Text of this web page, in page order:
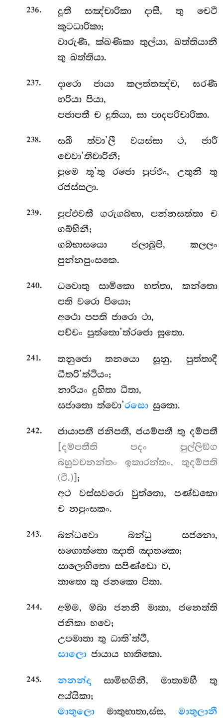
236.
දූතී සඤ්චාරිකා දාසී, තු චෙටී
කුටධාරිකා;
වාරුණී, ක්ඛණිකා තුල්යා, ඛත්තියානී
තු ඛත්තියා.
237.
දාරො ජායා කලත්තඤ්ච, ඝරණී
භරියා පියා,
පජාපතී ච දුතියා, සා පාදපරිචාරිකා.
238.
සඛී ත්වා’ලී වයස්සා ථ, ජාරී
චෙවා’තිචාරිනී;
පුමෙ තූ’තු රජො පුප්ඵං, උතුනී තු
රජස්සලා.
239.
පුප්ඵවතී ගරුගබ්භා, පන්නසත්තා ච
ගබ්භිනී;
ගබ්භාසයො ජලාබුපි, කලලං
පුන්නපුංසකෙ.
240.
ධවොතු සාමිකො භත්තා, කන්තො
පති වරො පියො;
අථො පපති ජාරො ථා,
පච්චං පුත්තො’ත්රජො සුතො.
241.
තනුජො තනයො සූනු, පුත්තාදී
ධීතරි’ත්ථියං;
නාරියං දුහිතා ධීතා,
සජාතො ත්වො’රසොසුතො.
242.
ජායාපතී ජනිපතී, ජයම්පතී තු දම්පතී
[දම්පතීති පදං පුල්ලිඞ්ග
බහුවචනන්තං ඉකාරන්තං, තුදම්පති
(ටී.)] ;
අථ වස්සවරො වුත්තො, පණ්ඩකො
ච නපුංසකං.
243.
බන්ධවො බන්ධු සජනො,
සගොත්තො ඤාති ඤාතකො;
සාලොහිතො සපිණ්ඩො ච,
තාතො තු ජනකො පිතා.
244.
අම්ම, ම්බා ජනනී මාතා, ජනෙත්ති
ජනිකා භවෙ;
උපමාතා තු ධාති’ත්ථී,
සාලොජායාය භාතිකො.
245. නනන්දා සාමිභගිනී, මාතාමහී තු
අය්යිකා;
මාතුලොමාතුභාතා,ස්ස, මාතුලානී